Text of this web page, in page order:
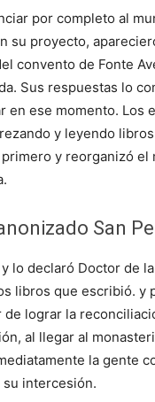
por completo al
su proyecto,
convento de Fonte
Sus respuestas lo
en ese momento. Los
y leyendo
y reorganizó
San
lo declaró Doctor de
libros que escribió. y
de lograr la
al llegar al
la gente
intercesión.